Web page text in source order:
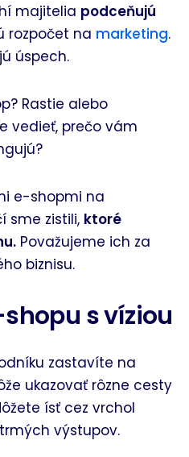
majitelia podceňujú
rozpočet na marketing.
úspech.
Rastie alebo
vedieť, prečo vám
e-shopmi na
sme zistili, ktoré
Považujeme ich za
biznisu.
s víziou
zastavíte na
ukazovať rôzne cesty
ísť cez vrchol
výstupov.